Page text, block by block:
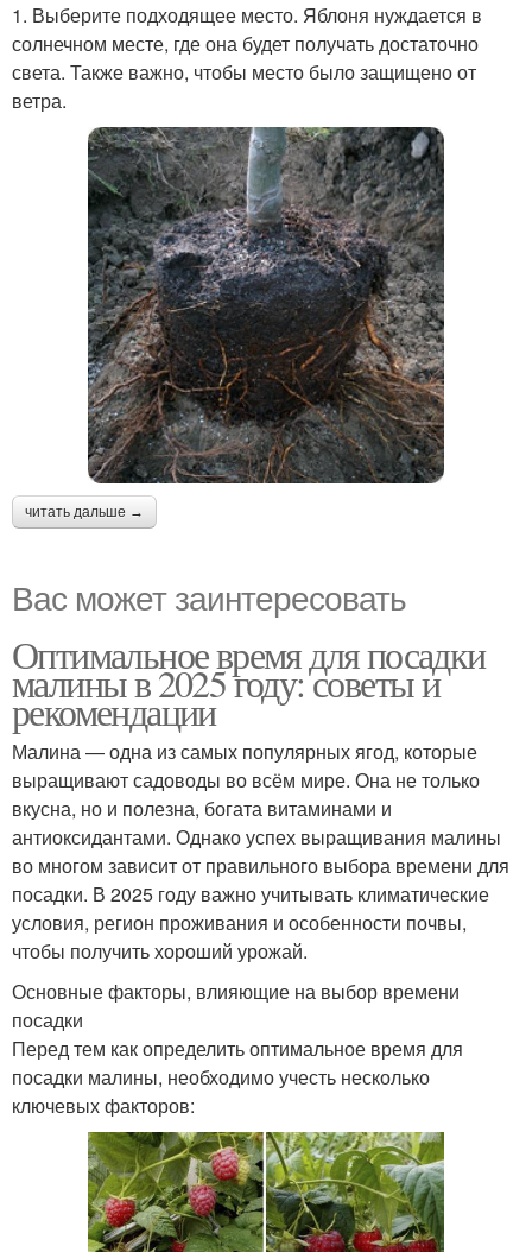
1. Выберите подходящее место. Яблоня нуждается в
солнечном месте, где она будет получать достаточно
света. Также важно, чтобы место было защищено от
ветра.
читать дальше →
Вас может заинтересовать
Оптимальное время для посадки
малины в 2025 году: советы и
рекомендации
Малина — одна из самых популярных ягод, которые
выращивают садоводы во всём мире. Она не только
вкусна, но и полезна, богата витаминами и
антиоксидантами. Однако успех выращивания малины
во многом зависит от правильного выбора времени для
посадки. В 2025 году важно учитывать климатические
условия, регион проживания и особенности почвы,
чтобы получить хороший урожай.
Основные факторы, влияющие на выбор времени
посадки
Перед тем как определить оптимальное время для
посадки малины, необходимо учесть несколько
ключевых факторов: